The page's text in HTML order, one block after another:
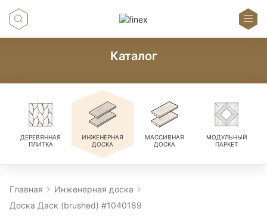
Каталог
ДЕРЕВЯННАЯ
ПЛИТКА
ИНЖЕНЕРНАЯ
ДОСКА
МАССИВНАЯ
ДОСКА
МОДУЛЬНЫЙ
ПАРКЕТ
Главная
Инженерная доска
Доска Даск (brushed) #1040189